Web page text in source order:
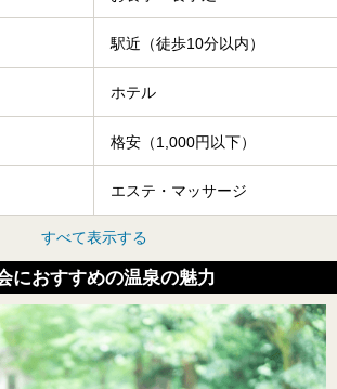
駅近（徒歩10分以内）
ホテル
格安（1,000円以下）
エステ・マッサージ
すべて表示する
におすすめの温泉の魅力